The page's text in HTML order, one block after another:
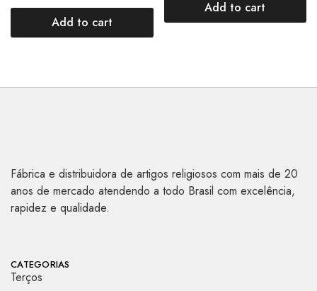
Add to cart
Add to cart
Fábrica e distribuidora de artigos religiosos com mais de 20
anos de mercado atendendo a todo Brasil com excelência,
rapidez e qualidade.
CATEGORIAS
Terços